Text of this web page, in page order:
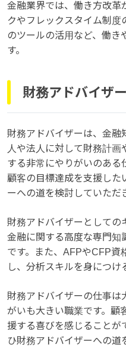
金融業界では、働き方改革
クやフレックスタイム制度
のツールの活用など、働き
す。
財務アドバイザ
財務アドバイザーは、金融
人や法人に対して財務計
する非常にやりがいのある
顧客の目標達成を支援した
ーへの道を検討していただ
財務アドバイザーとしての
金融に関する高度な専門知
です。また、AFPやCFP資
し、分析スキルを身につけ
財務アドバイザーの仕事は
がいも大きい職業です。顧
援する喜びを感じることが
ひ財務アドバイザーへの道